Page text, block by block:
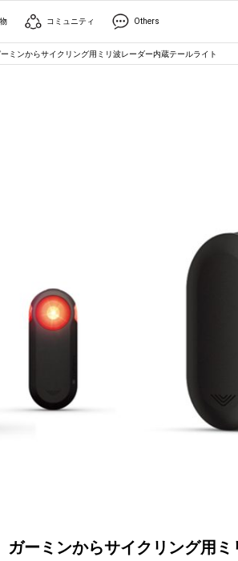
コミュニティ Others
ミンからサイクリング用ミリ波レーダー内蔵テールライト
ーミンからサイクリング用ミ